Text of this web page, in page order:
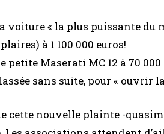
voiture « la plus puissante du
à 1 100 000 euros!
petite Maserati MC 12 à 70 000
sans suite, pour « ouvrir
cette nouvelle plainte -